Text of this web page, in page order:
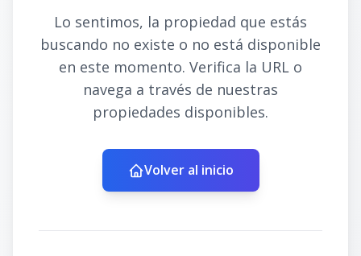
Lo sentimos, la propiedad que estás
buscando no existe o no está disponible
en este momento. Verifica la URL o
navega a través de nuestras
propiedades disponibles.
Volver al inicio